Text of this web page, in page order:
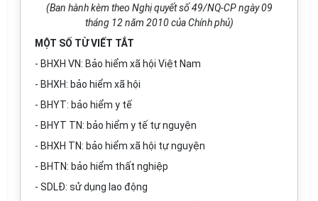
(Ban hành kèm theo Nghị quyết số 49/NQ-CP ngày 09
tháng 12 năm 2010 của Chính phủ)
MỘT SỐ TỪ VIẾT TẮT
- BHXH VN: Bảo hiểm xã hội Việt Nam
- BHXH: bảo hiểm xã hội
- BHYT: bảo hiểm y tế
- BHYT TN: bảo hiểm y tế tự nguyện
- BHXH TN: bảo hiểm xã hội tự nguyện
- BHTN: bảo hiểm thất nghiệp
- SDLĐ: sử dụng lao động